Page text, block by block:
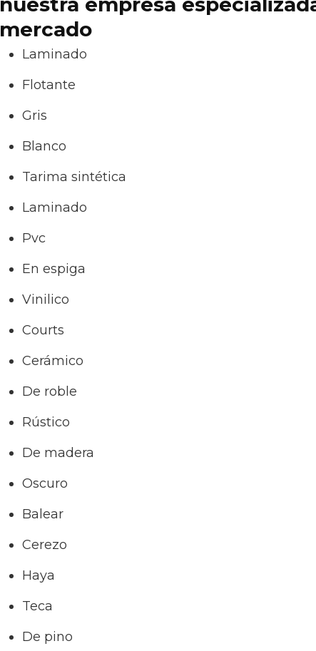
mercado
Laminado
Flotante
Gris
Blanco
Tarima sintética
Laminado
Pvc
En espiga
Vinilico
Courts
Cerámico
De roble
Rústico
De madera
Oscuro
Balear
Cerezo
Haya
Teca
De pino